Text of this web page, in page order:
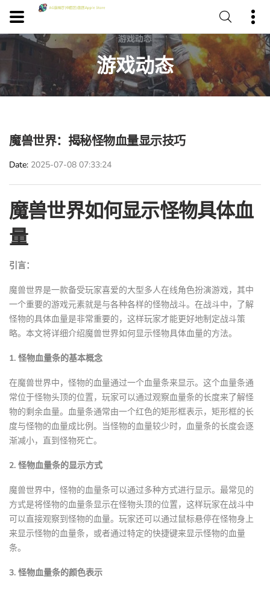
游戏动态
魔兽世界：揭秘怪物血量显示技巧
Date 2025-07-08 07:33:24
魔兽世界如何显示怪物具体血
量
引言：
魔兽世界是一款备受玩家喜爱的大型多人在线角色扮演游戏，其中
一个重要的游戏元素就是与各种各样的怪物战斗。在战斗中，了解
怪物的具体血量是非常重要的，这样玩家才能更好地制定战斗策
略。本文将详细介绍魔兽世界如何显示怪物具体血量的方法。
1. 怪物血量条的基本概念
在魔兽世界中，怪物的血量通过一个血量条来显示。这个血量条通
常位于怪物头顶的位置，玩家可以通过观察血量条的长度来了解怪
物的剩余血量。血量条通常由一个红色的矩形框表示，矩形框的长
度与怪物的血量成比例。当怪物的血量较少时，血量条的长度会逐
渐减小，直到怪物死亡。
2. 怪物血量条的显示方式
魔兽世界中，怪物的血量条可以通过多种方式进行显示。最常见的
方式是将怪物的血量条显示在怪物头顶的位置，这样玩家在战斗中
可以直接观察到怪物的血量。玩家还可以通过鼠标悬停在怪物身上
来显示怪物的血量条，或者通过特定的快捷键来显示怪物的血量
条。
3. 怪物血量条的颜色表示